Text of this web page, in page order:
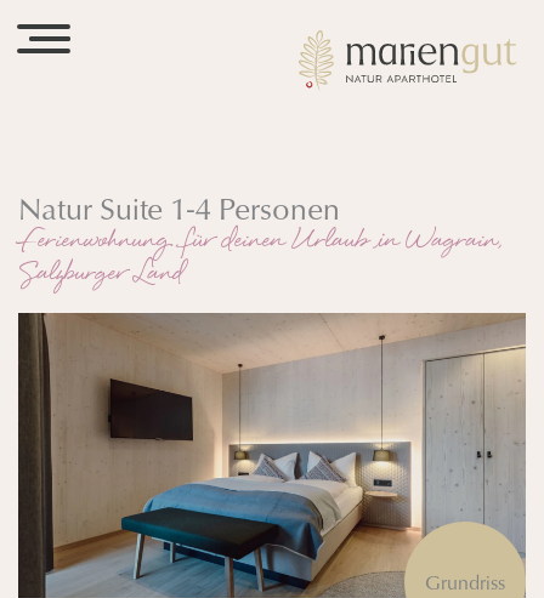
Natur Suite 1-4 Personen
Ferienwohnung für deinen Urlaub in Wagrain,
Salzburger Land
Grundriss